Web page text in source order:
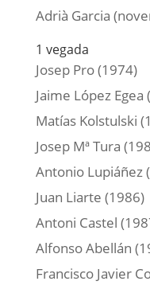
Adrià Garcia
1 vegada
Josep Pro (1974)
Jaime López Egea
Matías Kolstulski
Josep Mª Tura
Antonio Lupiáñez
Juan Liarte (1986)
Antoni Castel
Alfonso Abellán
Francisco Javier